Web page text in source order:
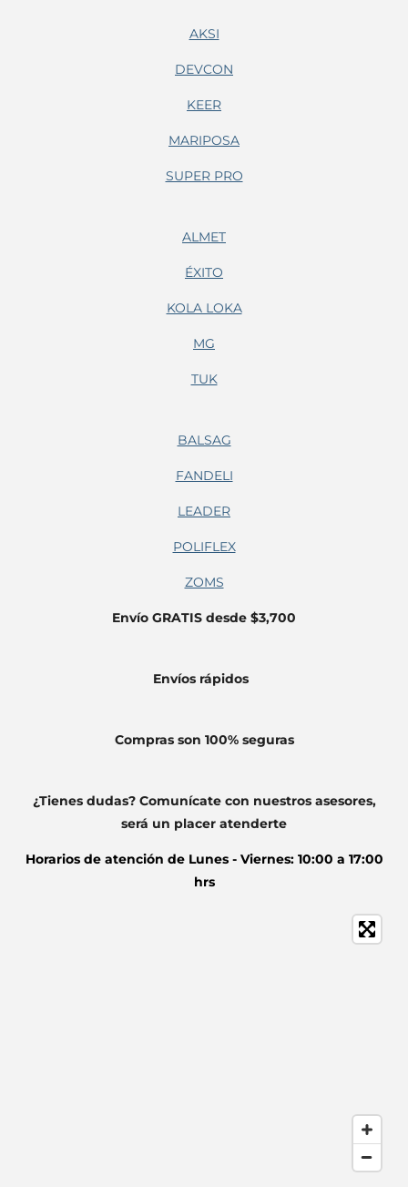
AKSI
DEVCON
KEER
MARIPOSA
SUPER PRO
ALMET
ÉXITO
KOLA LOKA
MG
TUK
BALSAG
FANDELI
LEADER
POLIFLEX
ZOMS
Envío GRATIS desde $3,700
Envíos rápidos
Compras son 100% seguras
¿Tienes dudas? Comunícate con nuestros asesores,
será un placer atenderte
Horarios de atención de Lunes - Viernes: 10:00 a 17:00
hrs